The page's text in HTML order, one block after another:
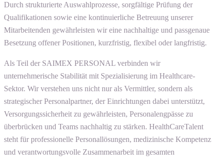
Durch strukturierte Auswahlprozesse, sorgfältige Prüfung der
Qualifikationen sowie eine kontinuierliche Betreuung unserer
Mitarbeitenden gewährleisten wir eine nachhaltige und passgenaue
Besetzung offener Positionen, kurzfristig, flexibel oder langfristig.
Als Teil der SAIMEX PERSONAL verbinden wir
unternehmerische Stabilität mit Spezialisierung im Healthcare-
Sektor. Wir verstehen uns nicht nur als Vermittler, sondern als
strategischer Personalpartner, der Einrichtungen dabei unterstützt,
Versorgungssicherheit zu gewährleisten, Personalengpässe zu
überbrücken und Teams nachhaltig zu stärken. HealthCareTalent
steht für professionelle Personallösungen, medizinische Kompetenz
und verantwortungsvolle Zusammenarbeit im gesamten